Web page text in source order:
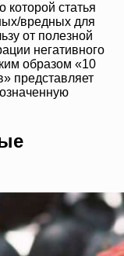
которой статья
вредных для
от полезной
негативного
образом «10
представляет